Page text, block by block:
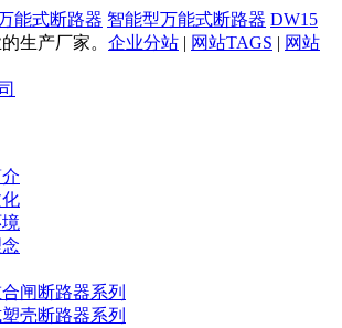
能式断路器 智能型万能式断路器 DW15
生产厂家。 企业分站 | 网站TAGS | 网站
闸断路器系列
壳断路器系列